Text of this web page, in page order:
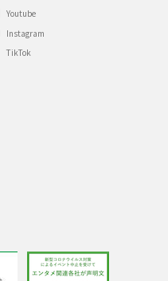
Youtube
Instagram
TikTok